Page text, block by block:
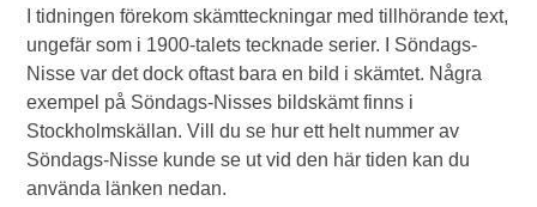
I tidningen förekom skämtteckningar med tillhörande text,
ungefär som i 1900-talets tecknade serier. I Söndags-
Nisse var det dock oftast bara en bild i skämtet. Några
exempel på Söndags-Nisses bildskämt finns i
Stockholmskällan. Vill du se hur ett helt nummer av
Söndags-Nisse kunde se ut vid den här tiden kan du
använda länken nedan.